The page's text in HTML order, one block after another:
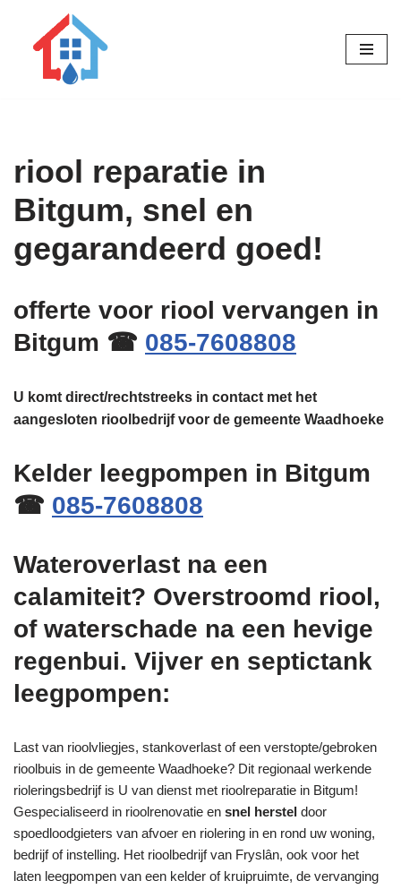
riool reparatie in
Bitgum, snel en
gegarandeerd goed!
offerte voor riool vervangen in
Bitgum ☎ 085-7608808
U komt direct/rechtstreeks in contact met het
aangesloten rioolbedrijf voor de gemeente Waadhoeke
Kelder leegpompen in Bitgum
☎ 085-7608808
Wateroverlast na een
calamiteit? Overstroomd riool,
of waterschade na een hevige
regenbui. Vijver en septictank
leegpompen:
Last van rioolvliegjes, stankoverlast of een verstopte/gebroken
rioolbuis in de gemeente Waadhoeke? Dit regionaal werkende
rioleringsbedrijf is U van dienst met rioolreparatie in Bitgum!
Gespecialiseerd in rioolrenovatie en snel herstel door
spoedloodgieters van afvoer en riolering in en rond uw woning,
bedrijf of instelling. Het rioolbedrijf van Fryslân, ook voor het
laten leegpompen van een kelder of kruipruimte, de vervanging